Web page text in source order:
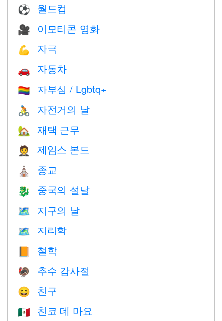
⚽ 월드컵
🎥 이모티콘 영화
💪 자극
🚗 자동차
🏳️‍🌈 자부심 / Lgbtq+
🚴 자전거의 날
🏡 재택 근무
🤵 제임스 본드
⛪️ 종교
🐉 중국의 설날
🗺️ 지구의 날
🗺 지리학
📙 철학
🦃 추수 감사절
😄 친구
🇲🇽 친코 데 마요